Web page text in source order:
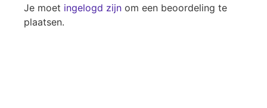
Je moet ingelogd zijn om een beoordeling te
plaatsen.